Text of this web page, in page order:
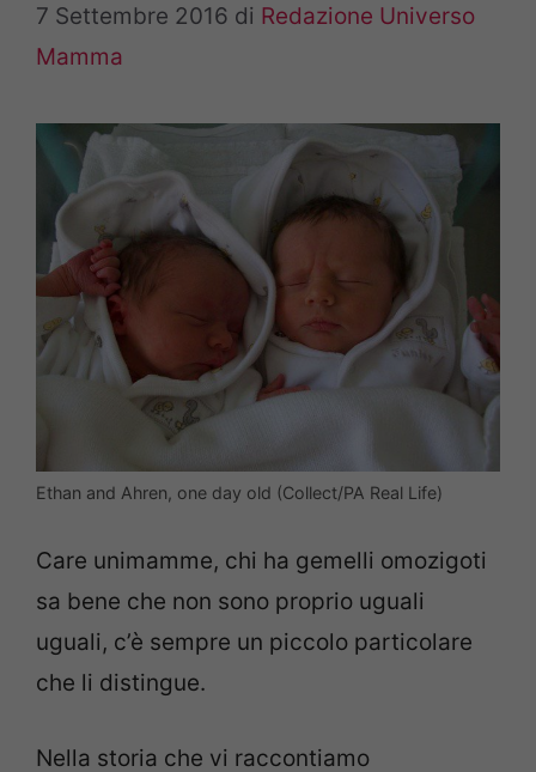
7 Settembre 2016 di Redazione Universo
Mamma
Ethan and Ahren, one day old (Collect/PA Real Life)
Care unimamme, chi ha gemelli omozigoti
sa bene che non sono proprio uguali
uguali, c’è sempre un piccolo particolare
che li distingue.
Nella storia che vi raccontiamo